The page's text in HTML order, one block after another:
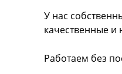
У нас
качественные и
Работаем без